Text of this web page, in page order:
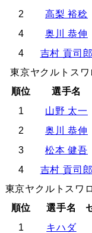
2
高梨 裕稔
4
奥川 恭伸
4
吉村 貢司郎
東京ヤクルトスワ
順位
選手名
1
山野 太一
2
奥川 恭伸
3
松本 健吾
4
吉村 貢司郎
東京ヤクルトスワ
順位
選手名
1
キハダ